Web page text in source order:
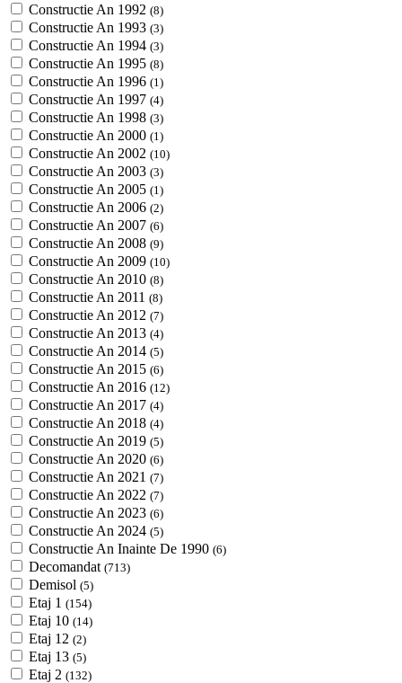
Constructie An 1992 (8)
Constructie An 1993 (3)
Constructie An 1994 (3)
Constructie An 1995 (8)
Constructie An 1996 (1)
Constructie An 1997 (4)
Constructie An 1998 (3)
Constructie An 2000 (1)
Constructie An 2002 (10)
Constructie An 2003 (3)
Constructie An 2005 (1)
Constructie An 2006 (2)
Constructie An 2007 (6)
Constructie An 2008 (9)
Constructie An 2009 (10)
Constructie An 2010 (8)
Constructie An 2011 (8)
Constructie An 2012 (7)
Constructie An 2013 (4)
Constructie An 2014 (5)
Constructie An 2015 (6)
Constructie An 2016 (12)
Constructie An 2017 (4)
Constructie An 2018 (4)
Constructie An 2019 (5)
Constructie An 2020 (6)
Constructie An 2021 (7)
Constructie An 2022 (7)
Constructie An 2023 (6)
Constructie An 2024 (5)
Constructie An Inainte De 1990 (6)
Decomandat (713)
Demisol (5)
Etaj 1 (154)
Etaj 10 (14)
Etaj 12 (2)
Etaj 13 (5)
Etaj 2 (132)